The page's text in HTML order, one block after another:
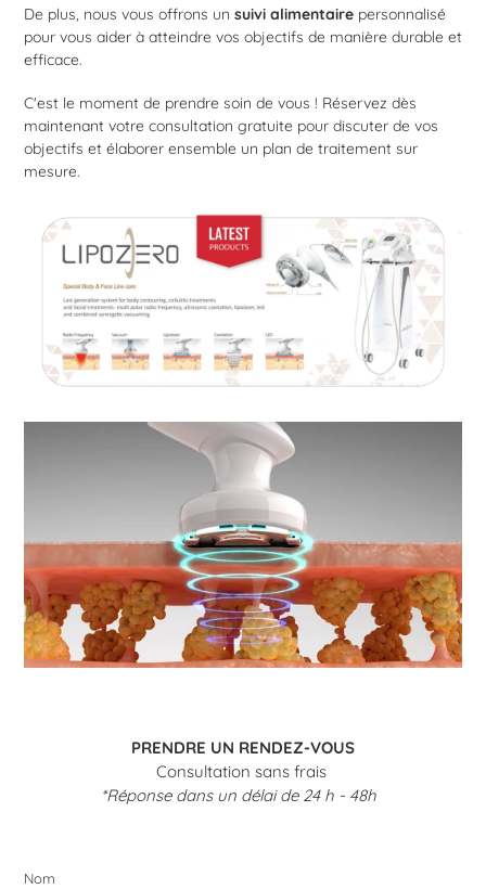
De plus, nous vous offrons un suivi alimentaire personnalisé
pour vous aider à atteindre vos objectifs de manière durable et
efficace.
C'est le moment de prendre soin de vous ! Réservez dès
maintenant votre consultation gratuite pour discuter de vos
objectifs et élaborer ensemble un plan de traitement sur
mesure.
PRENDRE UN RENDEZ-VOUS
Consultation sans frais
*Réponse dans un délai de 24 h - 48h
Nom